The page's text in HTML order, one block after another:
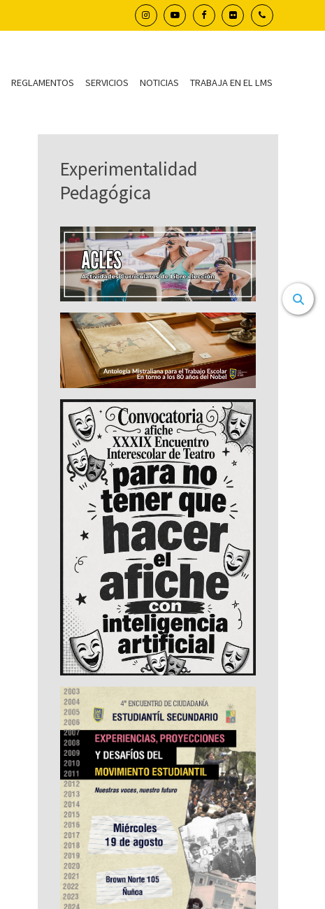
REGLAMENTOS SERVICIOS NOTICIAS TRABAJA EN EL LMS
Experimentalidad
Pedagógica